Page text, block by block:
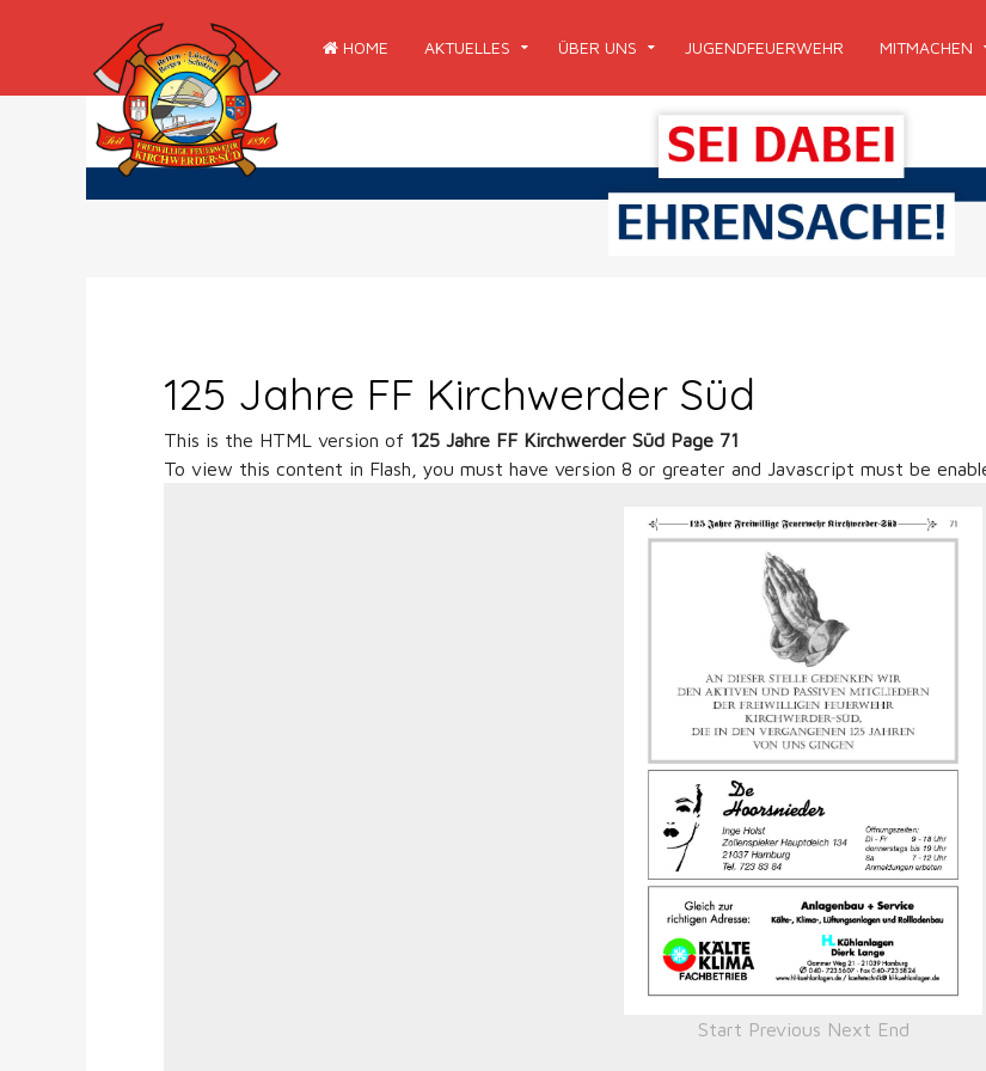
HOME AKTUELLES ÜBER UNS JUGENDFEUERWEHR MITMACHEN
125 Jahre FF Kirchwerder Süd
This is the HTML version of 125 Jahre FF Kirchwerder Süd Page 71
To view this content in Flash, you must have version 8 or greater and Javascript must be
Start Previous Next End